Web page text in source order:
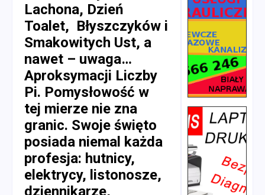
Lachona, Dzień
Toalet, Błyszczyków i
Smakowitych Ust, a
nawet – uwaga…
Aproksymacji Liczby
Pi. Pomysłowość w
tej mierze nie zna
granic. Swoje święto
posiada niemal każda
profesja: hutnicy,
elektrycy, listonosze,
dziennikarze,